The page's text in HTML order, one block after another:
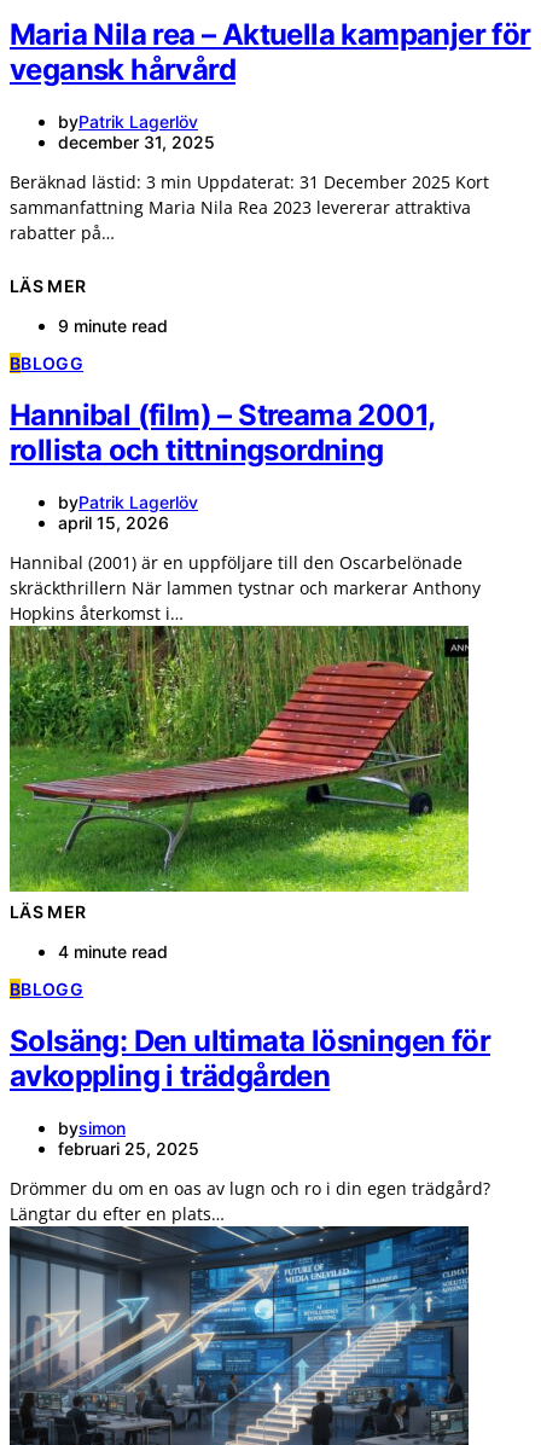
Maria Nila rea – Aktuella kampanjer för
vegansk hårvård
byPatrik Lagerlöv
december 31, 2025
Beräknad lästid: 3 min Uppdaterat: 31 December 2025 Kort
sammanfattning Maria Nila Rea 2023 levererar attraktiva
rabatter på…
LÄS MER
9 minute read
BBLOGG
Hannibal (film) – Streama 2001,
rollista och tittningsordning
byPatrik Lagerlöv
april 15, 2026
Hannibal (2001) är en uppföljare till den Oscarbelönade
skräckthrillern När lammen tystnar och markerar Anthony
Hopkins återkomst i…
LÄS MER
4 minute read
BBLOGG
Solsäng: Den ultimata lösningen för
avkoppling i trädgården
bysimon
februari 25, 2025
Drömmer du om en oas av lugn och ro i din egen trädgård?
Längtar du efter en plats…